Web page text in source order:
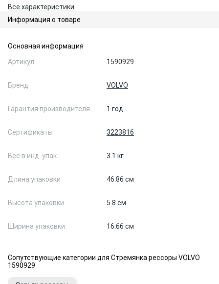
Все характеристики
Информация о товаре
Основная информация
Артикул
1590929
Бренд VOLVO
Гарантия производителя 1 год
Сертификаты 3223816
Вес в инд. упак. 3.1 кг
Длина упаковки 46.86 см
Высота упаковки 5.8 см
Ширина упаковки 16.66 см
Сопутствующие категории для Стремянка рессоры VOLVO
1590929